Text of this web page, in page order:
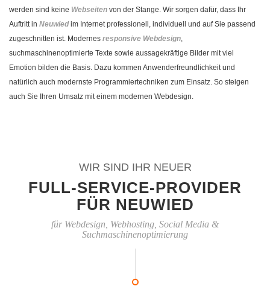
werden sind keine Webseiten von der Stange. Wir sorgen dafür, dass Ihr
Auftritt in Neuwied im Internet professionell, individuell und auf Sie passend
zugeschnitten ist. Modernes responsive Webdesign,
suchmaschinenoptimierte Texte sowie aussagekräftige Bilder mit viel
Emotion bilden die Basis. Dazu kommen Anwenderfreundlichkeit und
natürlich auch modernste Programmiertechniken zum Einsatz. So steigen
auch Sie Ihren Umsatz mit einem modernen Webdesign.
WIR SIND IHR NEUER
FULL-SERVICE-PROVIDER
FÜR NEUWIED
für Webdesign, Webhosting, Social Media &
Suchmaschinenoptimierung